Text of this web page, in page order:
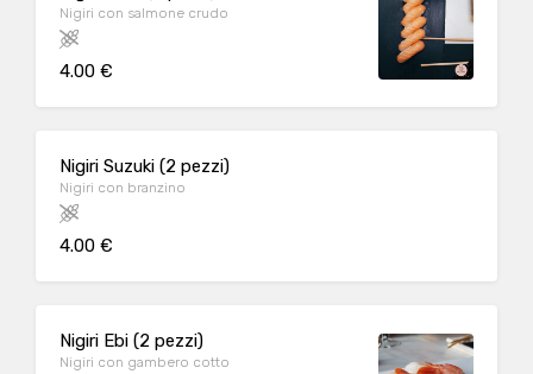
Nigiri con salmone crudo
4.00 €
Nigiri Suzuki (2 pezzi)
Nigiri con branzino
4.00 €
Nigiri Ebi (2 pezzi)
Nigiri con gambero cotto